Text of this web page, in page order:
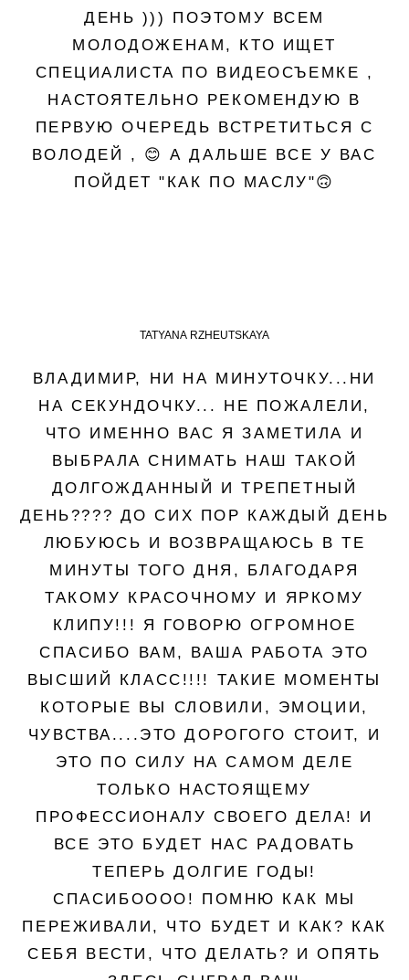
ДЕНЬ ))) ПОЭТОМУ ВСЕМ
МОЛОДОЖЕНАМ, КТО ИЩЕТ
СПЕЦИАЛИСТА ПО ВИДЕОСЪЕМКЕ ,
НАСТОЯТЕЛЬНО РЕКОМЕНДУЮ В
ПЕРВУЮ ОЧЕРЕДЬ ВСТРЕТИТЬСЯ С
ВОЛОДЕЙ , 😊 А ДАЛЬШЕ ВСЕ У ВАС
ПОЙДЕТ "КАК ПО МАСЛУ"🙃
TATYANA RZHEUTSKAYA
ВЛАДИМИР, НИ НА МИНУТОЧКУ...НИ
НА СЕКУНДОЧКУ... НЕ ПОЖАЛЕЛИ,
ЧТО ИМЕННО ВАС Я ЗАМЕТИЛА И
ВЫБРАЛА СНИМАТЬ НАШ ТАКОЙ
ДОЛГОЖДАННЫЙ И ТРЕПЕТНЫЙ
ДЕНЬ???? ДО СИХ ПОР КАЖДЫЙ ДЕНЬ
ЛЮБУЮСЬ И ВОЗВРАЩАЮСЬ В ТЕ
МИНУТЫ ТОГО ДНЯ, БЛАГОДАРЯ
ТАКОМУ КРАСОЧНОМУ И ЯРКОМУ
КЛИПУ!!! Я ГОВОРЮ ОГРОМНОЕ
СПАСИБО ВАМ, ВАША РАБОТА ЭТО
ВЫСШИЙ КЛАСС!!!! ТАКИЕ МОМЕНТЫ
КОТОРЫЕ ВЫ СЛОВИЛИ, ЭМОЦИИ,
ЧУВСТВА....ЭТО ДОРОГОГО СТОИТ, И
ЭТО ПО СИЛУ НА САМОМ ДЕЛЕ
ТОЛЬКО НАСТОЯЩЕМУ
ПРОФЕССИОНАЛУ СВОЕГО ДЕЛА! И
ВСЕ ЭТО БУДЕТ НАС РАДОВАТЬ
ТЕПЕРЬ ДОЛГИЕ ГОДЫ!
СПАСИБОООО! ПОМНЮ КАК МЫ
ПЕРЕЖИВАЛИ, ЧТО БУДЕТ И КАК? КАК
СЕБЯ ВЕСТИ, ЧТО ДЕЛАТЬ? И ОПЯТЬ